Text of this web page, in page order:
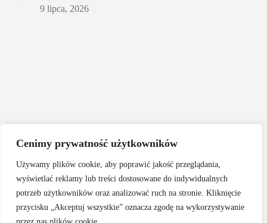
Cenimy prywatność użytkowników
Używamy plików cookie, aby poprawić jakość przeglądania,
wyświetlać reklamy lub treści dostosowane do indywidualnych
potrzeb użytkowników oraz analizować ruch na stronie. Kliknięcie
przycisku „Akceptuj wszystkie” oznacza zgodę na wykorzystywanie